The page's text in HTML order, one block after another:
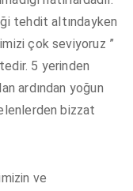
tehdit altındayken
çok seviyoruz ”
5 yerinden
ardından yoğun
bizzat
ve